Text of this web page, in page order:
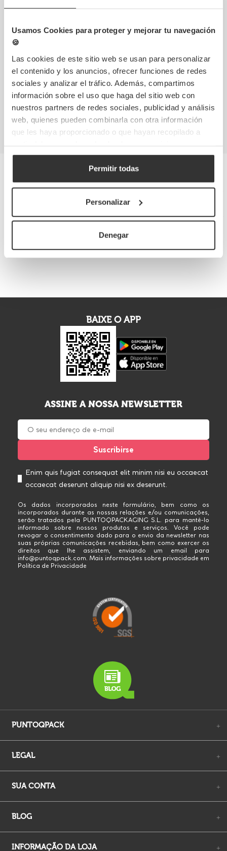
Usamos Cookies para proteger y mejorar tu navegación
🍪
Las cookies de este sitio web se usan para personalizar
el contenido y los anuncios, ofrecer funciones de redes
sociales y analizar el tráfico. Además, compartimos
información sobre el uso que haga del sitio web con
nuestros partners de redes sociales, publicidad y análisis
web, quienes pueden combinarla con otra información
que les haya proporcionado o que hayan recopilado a
Permitir todas
Personalizar
Denegar
Solicita una muestra ¿Pregúntanos?
Notificarme
Mais informações
Dados do produto
BAIXE O APP
ASSINE A NOSSA NEWSLETTER
Enim quis fugiat consequat elit minim nisi eu occaecat
occaecat deserunt aliquip nisi ex deserunt.
Os dados incorporados neste formulário, bem como os
incorporados durante as nossas relações e/ou comunicações,
serão tratados pela PUNTOQPACKAGING S.L. para mantê-lo
informado sobre nossos produtos e serviços. Você pode
revogar o consentimento dado para o envio da newsletter nas
suas próprias comunicações recebidas, bem como exercer os
direitos que lhe assistem, enviando um email para
info@puntoqpack.com. Mais informações sobre privacidade em
Política de Privacidade
PUNTOQPACK +
LEGAL +
SUA CONTA +
BLOG +
INFORMAÇÃO DA LOJA +